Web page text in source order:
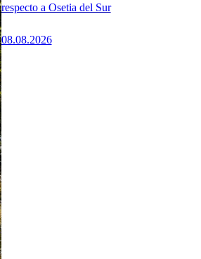
respecto a Osetia del Sur
08.08.2026